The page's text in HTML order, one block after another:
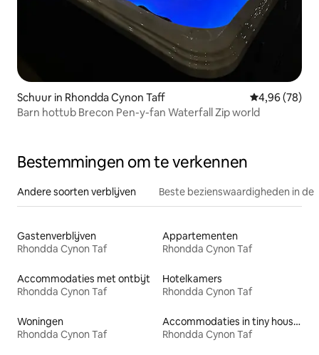
Schuur in Rhondda Cynon Taff Gemiddelde
4,96 (78)
Barn hottub Brecon Pen-y-fan Waterfall Zip world
Bestemmingen om te verkennen
Andere soorten verblijven Beste bezienswaardigheden in de
Gastenverblijven
Rhondda Cynon Taf
Appartementen
Rhondda Cynon Taf
Accommodaties met ontbijt
Rhondda Cynon Taf
Hotelkamers
Rhondda Cynon Taf
Woningen
Rhondda Cynon Taf
Accommodaties in tiny houses
Rhondda Cynon Taf